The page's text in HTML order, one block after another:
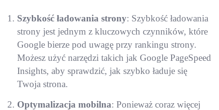
Szybkość ładowania strony: Szybkość ładowania
strony jest jednym z kluczowych czynników, które
Google bierze pod uwagę przy rankingu strony.
Możesz użyć narzędzi takich jak Google PageSpeed
Insights, aby sprawdzić, jak szybko ładuje się
Twoja strona.
Optymalizacja mobilna: Ponieważ coraz więcej